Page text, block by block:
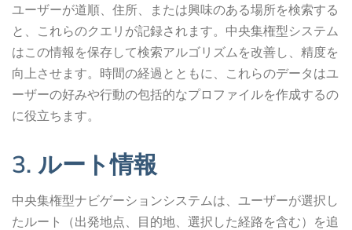
ユーザーが道順、住所、または興味のある場所を検索する
と、これらのクエリが記録されます。中央集権型システム
はこの情報を保存して検索アルゴリズムを改善し、精度を
向上させます。時間の経過とともに、これらのデータはユ
ーザーの好みや行動の包括的なプロファイルを作成するの
に役立ちます。
3. ルート情報
中央集権型ナビゲーションシステムは、ユーザーが選択し
たルート（出発地点、目的地、選択した経路を含む）を追